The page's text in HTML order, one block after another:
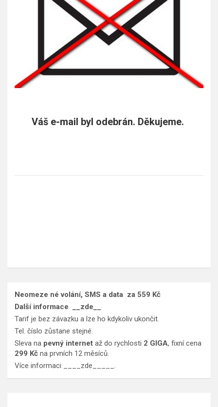
Váš e-mail byl odebrán. Děkujeme.
Neomeze né volání, SMS a data za 559 Kč
Další informace
__zde__
Tarif je bez závazku a lze ho kdykoliv ukončit.
Tel. číslo zůstane stejné.
Sleva na pevný internet až do rychlosti 2 GIGA, fixní cena
299 Kč na prvních 12 měsíců.
Více informaci
____zde_____ .